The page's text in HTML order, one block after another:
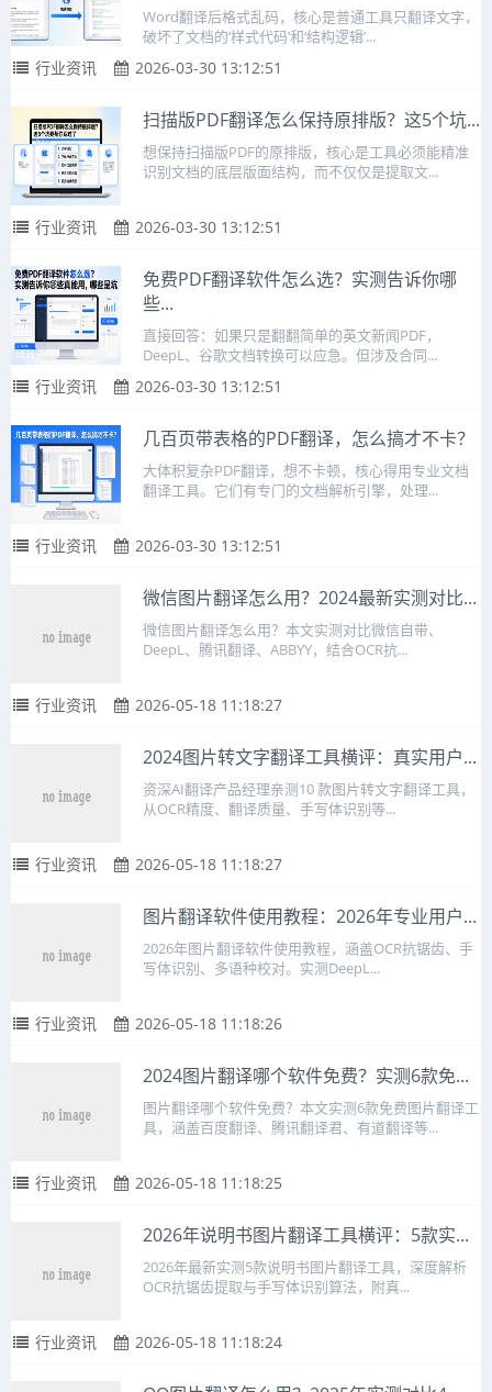
Word翻译后格式乱码，核心是普通工具只翻译文字，
破坏了文档的‘样式代码’和‘结构逻辑’...
行业资讯 2026-03-30 13:12:51
扫描版PDF翻译怎么保持原排版？这5个坑...
想保持扫描版PDF的原排版，核心是工具必须能精准
识别文档的底层版面结构，而不仅仅是提取文...
行业资讯 2026-03-30 13:12:51
免费PDF翻译软件怎么选？实测告诉你哪
些...
直接回答：如果只是翻翻简单的英文新闻PDF，
DeepL、谷歌文档转换可以应急。但涉及合同...
行业资讯 2026-03-30 13:12:51
几百页带表格的PDF翻译，怎么搞才不卡？
大体积复杂PDF翻译，想不卡顿，核心得用专业文档
翻译工具。它们有专门的文档解析引擎，处理...
行业资讯 2026-03-30 13:12:51
微信图片翻译怎么用？2024最新实测对比...
微信图片翻译怎么用？本文实测对比微信自带、
DeepL、腾讯翻译、ABBYY，结合OCR抗...
行业资讯 2026-05-18 11:18:27
2024图片转文字翻译工具横评：真实用户...
资深AI翻译产品经理亲测10 款图片转文字翻译工具，
从OCR精度、翻译质量、手写体识别等...
行业资讯 2026-05-18 11:18:27
图片翻译软件使用教程：2026年专业用户...
2026年图片翻译软件使用教程，涵盖OCR抗锯齿、手
写体识别、多语种校对。实测DeepL...
行业资讯 2026-05-18 11:18:26
2024图片翻译哪个软件免费？实测6款免...
图片翻译哪个软件免费？本文实测6款免费图片翻译工
具，涵盖百度翻译、腾讯翻译君、有道翻译等...
行业资讯 2026-05-18 11:18:25
2026年说明书图片翻译工具横评：5款实...
2026年最新实测5款说明书图片翻译工具，深度解析
OCR抗锯齿提取与手写体识别算法，附真...
行业资讯 2026-05-18 11:18:24